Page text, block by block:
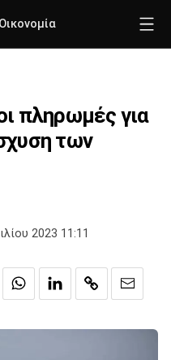
Οικονομία
πληρωμές για
των
2023 11:11